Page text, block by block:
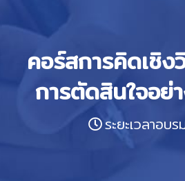
คอร์สการคิดเชิง
การตัดสินใจอย่
ระยะเวลาอบร